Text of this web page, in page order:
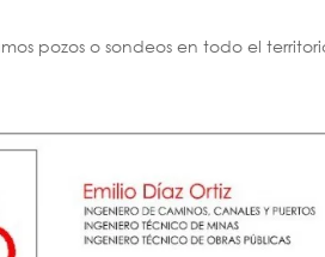
pozos o sondeos en todo el